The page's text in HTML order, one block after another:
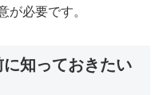
が必要です。
知っておきたい